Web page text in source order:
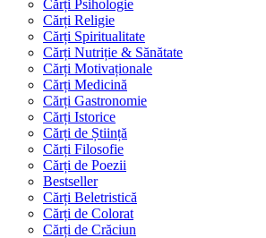
Cărți Psihologie
Cărți Religie
Cărți Spiritualitate
Cărți Nutriție & Sănătate
Cărți Motivaționale
Cărți Medicină
Cărți Gastronomie
Cărți Istorice
Cărți de Știință
Cărți Filosofie
Cărți de Poezii
Bestseller
Cărți Beletristică
Cărți de Colorat
Cărți de Crăciun